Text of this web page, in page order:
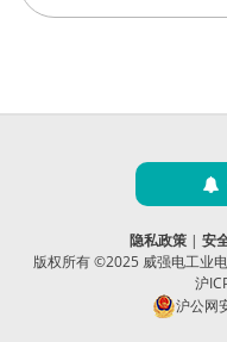
隐私政策| 安
版权所有 ©2025 威强电工业
沪
沪公网